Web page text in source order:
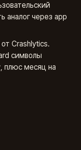
аналог через app
Crashlytics.
символы
плюс месяц на